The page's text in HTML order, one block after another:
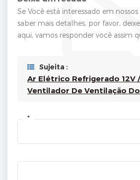
Se Você está interessado em
saber mais detalhes, por favor,
aqui, vamos responder você assim
Sujeita :
Ar Elétrico Refrigerado 12V
Ventilador De Ventilação
*